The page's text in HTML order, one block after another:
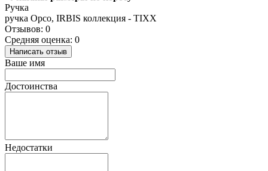
Ручка
ручка Орсо, IRBIS коллекция - TIXX
Отзывов: 0
Средняя оценка: 0
Написать отзыв
Ваше имя
Достоинства
Недостатки